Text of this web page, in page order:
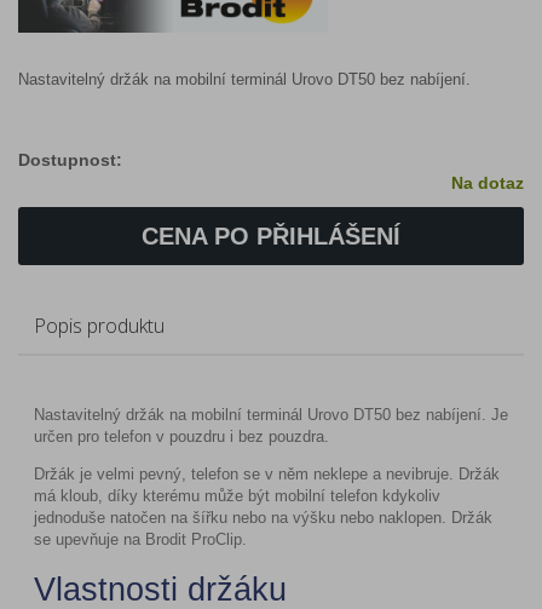
Nastavitelný držák na mobilní terminál Urovo DT50 bez nabíjení.
Dostupnost:
Na dotaz
CENA PO PŘIHLÁŠENÍ
Popis produktu
Nastavitelný držák na mobilní terminál Urovo DT50 bez nabíjení. Je
určen pro telefon v pouzdru i bez pouzdra.
Držák je velmi pevný, telefon se v něm neklepe a nevibruje. Držák
má kloub, díky kterému může být mobilní telefon kdykoliv
jednoduše natočen na šířku nebo na výšku nebo naklopen. Držák
se upevňuje na Brodit ProClip.
Vlastnosti držáku